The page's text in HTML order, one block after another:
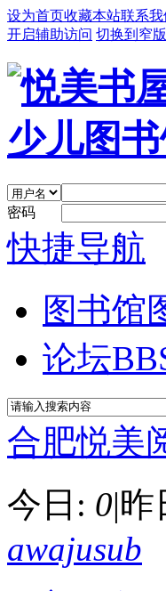
设为首页收藏本站联系我
开启辅助访问 切换到窄版
密码
快捷导航
图书馆
论坛
合肥悦美
今日: 0|昨
awajusub